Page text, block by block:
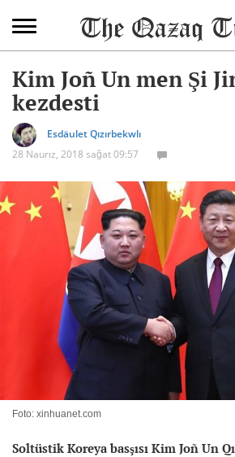
Kim Joñ Un men Şi
kezdesti
Esdäulet Qızırbekwlı
28 Naurız, 2018 sağat 09:57
Foto: xinhuanet.com
Soltüstik Koreya basşısı Kim Joñ Un